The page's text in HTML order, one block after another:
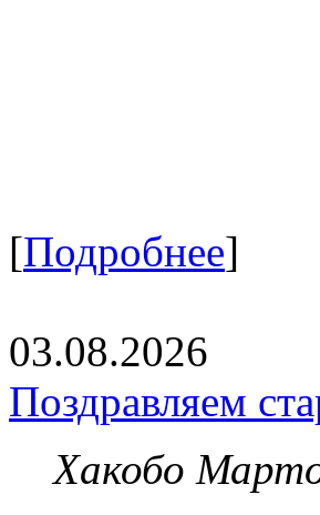
[Подробнее]
03.08.2026
Поздравляем
Хакобо